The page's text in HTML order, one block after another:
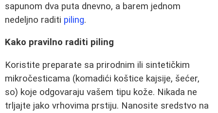
sapunom dva puta dnevno, a barem jednom
nedeljno raditi piling.
Kako pravilno raditi piling
Koristite preparate sa prirodnim ili sintetičkim
mikročesticama (komadići koštice kajsije, šećer,
so) koje odgovaraju vašem tipu kože. Nikada ne
trljajte jako vrhovima prstiju. Nanosite sredstvo na